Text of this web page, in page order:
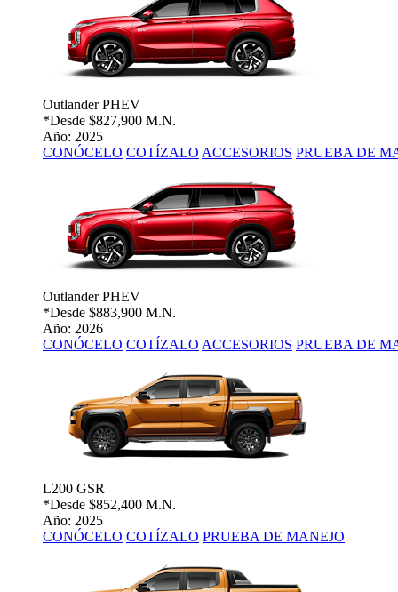
Outlander PHEV
*Desde $827,900 M.N.
Año: 2025
CONÓCELO COTÍZALO ACCESORIOS PRUEBA DE
Outlander PHEV
*Desde $883,900 M.N.
Año: 2026
CONÓCELO COTÍZALO ACCESORIOS PRUEBA DE
L200 GSR
*Desde $852,400 M.N.
Año: 2025
CONÓCELO COTÍZALO PRUEBA DE MANEJO